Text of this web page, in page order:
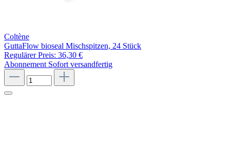
Coltène
GuttaFlow bioseal Mischspitzen, 24 Stück
Regulärer Preis: 36,30 €
Abonnement Sofort versandfertig